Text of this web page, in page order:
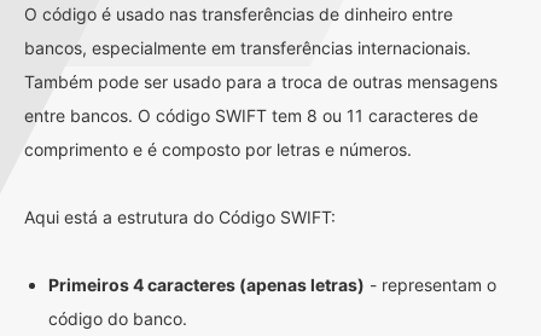
O código é usado nas transferências de dinheiro entre
bancos, especialmente em transferências internacionais.
Também pode ser usado para a troca de outras mensagens
entre bancos. O código SWIFT tem 8 ou 11 caracteres de
comprimento e é composto por letras e números.
Aqui está a estrutura do Código SWIFT:
Primeiros 4 caracteres (apenas letras) - representam o
código do banco.